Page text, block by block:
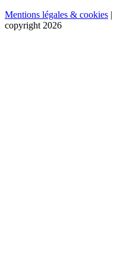
Mentions légales & cookies |
copyright 2026